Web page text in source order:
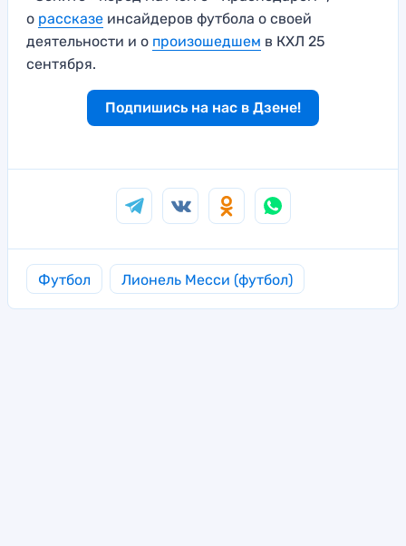
о рассказе инсайдеров футбола о своей
деятельности и о произошедшем в КХЛ 25
сентября.
Подпишись на нас в Дзене!
Футбол Лионель Месси (футбол)